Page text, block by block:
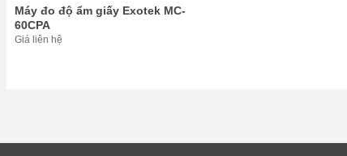
Máy đo độ ẩm giấy Exotek MC-
60CPA
Giá liên hệ